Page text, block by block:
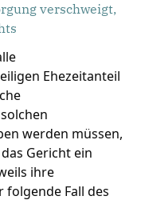
verschweigt,
Ehezeitanteil
werden müssen,
Gericht ein
ihre
Fall des